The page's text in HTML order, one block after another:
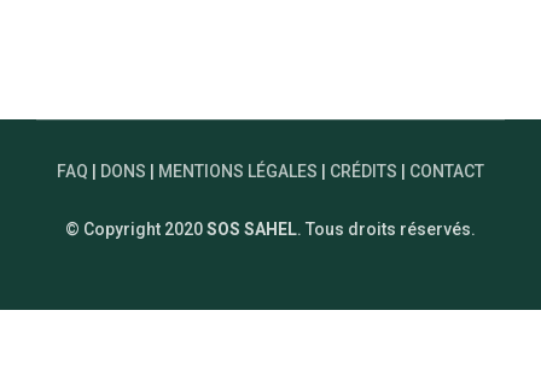
FAQ | DONS | MENTIONS LÉGALES | CRÉDITS | CONTACT
© Copyright 2020SOS SAHEL. Tous droits réservés.